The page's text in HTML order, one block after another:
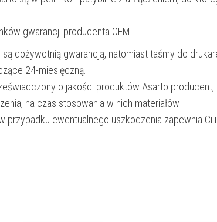
gwarancji producenta OEM.
dożywotnią gwarancją, natomiast taśmy do
24-miesięczną.
o jakości produktów Asarto producent,
na czas stosowania w nich materiałów
przypadku ewentualnego uszkodzenia zapewnia Ci